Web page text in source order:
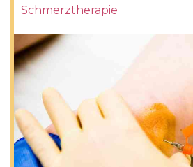
Schmerztherapie